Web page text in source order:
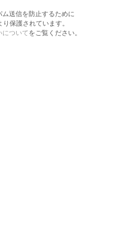
送信を防止するために
保護されています。
についてをご覧ください。